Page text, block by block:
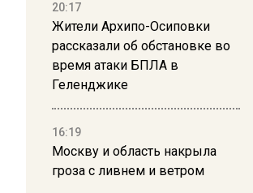
20:17
Жители Архипо-Осиповки
рассказали об обстановке во
время атаки БПЛА в
Геленджике
16:19
Москву и область накрыла
гроза с ливнем и ветром